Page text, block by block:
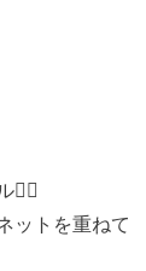
ットを重ねて